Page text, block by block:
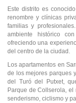
Este distrito es
renombre y clínicas
familias y
ambiente histórico
ofreciendo una
del centro de la ciudad.
Los apartamentos en
de los mejores parques
del Turó del Putxet,
Parque de Collserola,
senderismo, ciclismo y